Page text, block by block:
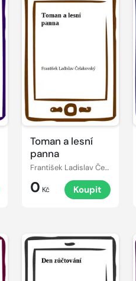
Toman a lesní
panna
František Ladislav Čelakovský
0 Kč Koupit